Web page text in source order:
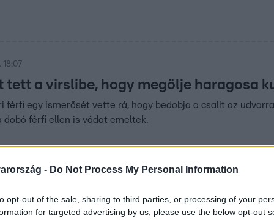
- Do Not Process My Personal Information
opt-out of the sale, sharing to third parties, or processing of your
for targeted advertising by us, please use the below opt-out
tett a virslibe, hogy megölje haragosa
férfi egy ismerősét vette rá, hogy bedobja a csalit az
dobó férfi ellen is vádat emeltek.
két szomszéd egy kutya miatt Bács-